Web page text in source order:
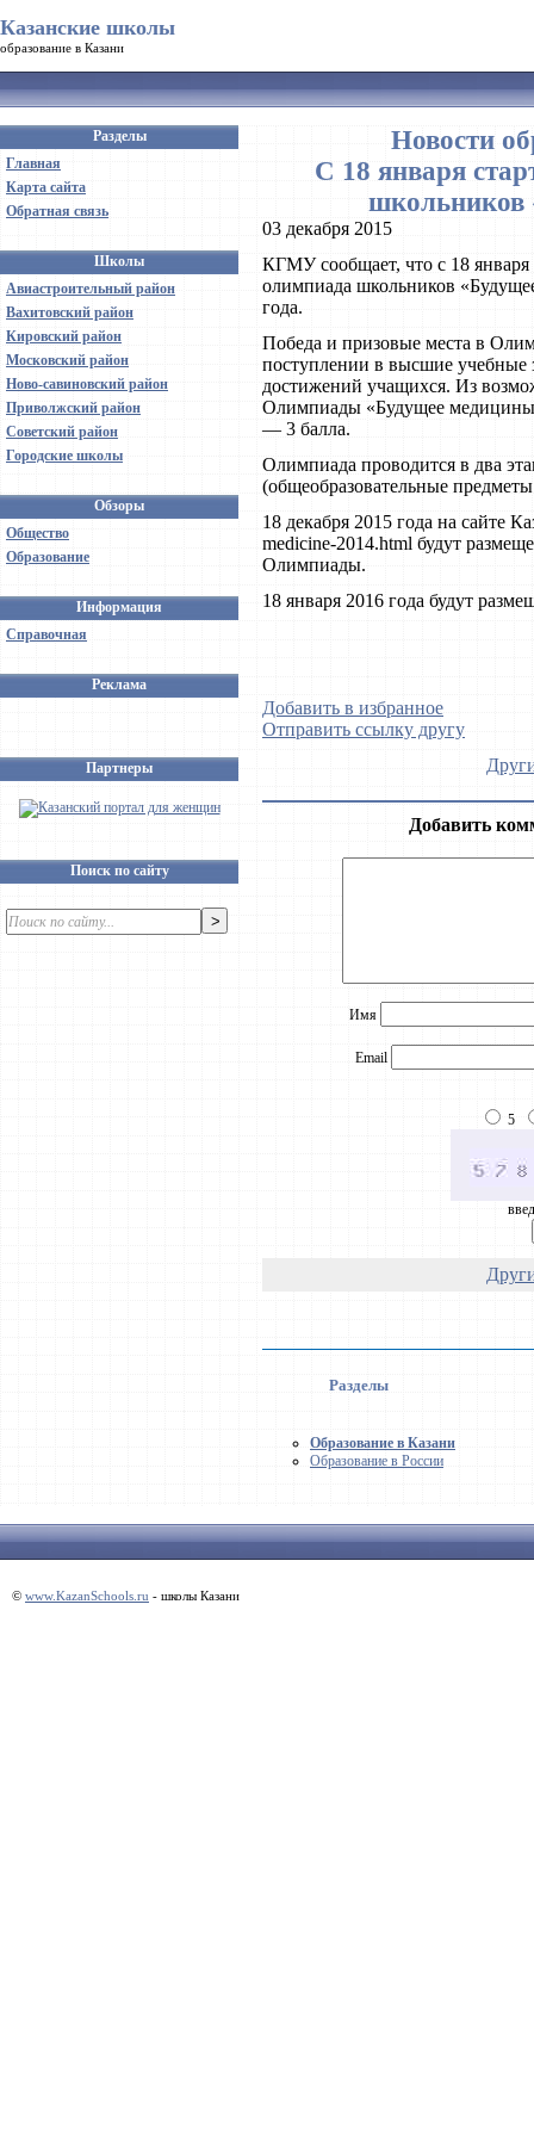
Казанские школы
образование в Казани
Разделы
Главная
Карта сайта
Обратная связь
Школы
Авиастроительный район
Вахитовский район
Кировский район
Московский район
Ново-савиновский район
Приволжский район
Советский район
Городские школы
Обзоры
Общество
Образование
Информация
Справочная
Реклама
Партнеры
Поиск по сайту
Новости
С 18 января
школьников
03 декабря 2015
КГМУ сообщает, что с 18 января
олимпиада школьников
года.
Победа и призовые места в
поступлении в высшие учебные
достижений учащихся. Из
Олимпиады «Будущее
— 3 балла.
Олимпиада проводится в два
(общеобразовательные
18 декабря 2015 года на сайте
medicine-2014.html будут
Олимпиады.
18 января 2016 года будут
Добавить в избранное
Отправить ссылку другу
Добавить
Имя
Email
5
Разделы
Образование в Казани
Образование в России
© www.KazanSchools.ru - школы Казани